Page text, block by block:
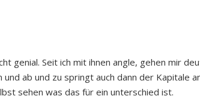
genial. Seit ich mit ihnen angle, gehen mir
und ab und zu springt auch dann der Kapitale
sehen was das für ein unterschied ist.